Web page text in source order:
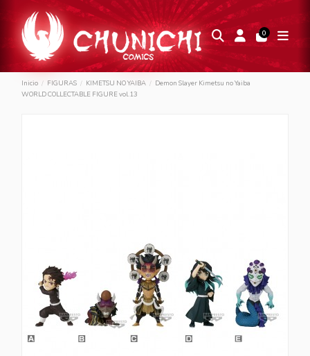
0
Inicio FIGURAS KIMETSU NO YAIBA
Demon Slayer Kimetsu no Yaiba
WORLD COLLECTABLE FIGURE vol.13